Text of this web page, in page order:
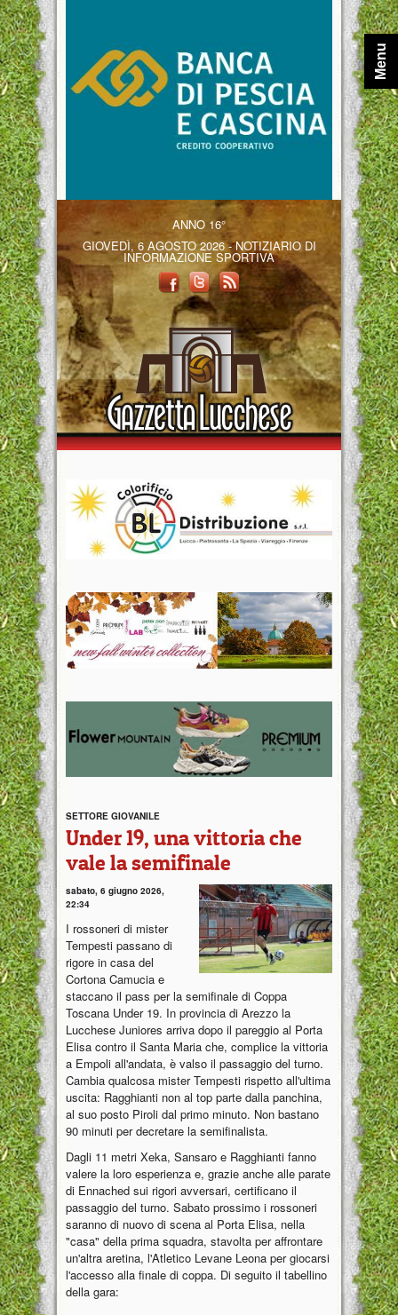
ANNO 16°
GIOVEDÌ, 6 AGOSTO 2026 - NOTIZIARIO DI
INFORMAZIONE SPORTIVA
SETTORE GIOVANILE
Under 19, una vittoria che
vale la semifinale
sabato, 6 giugno 2026,
22:34
I rossoneri di mister
Tempesti passano di
rigore in casa del
Cortona Camucia e
staccano il pass per la semifinale di Coppa
Toscana Under 19. In provincia di Arezzo la
Lucchese Juniores arriva dopo il pareggio al Porta
Elisa contro il Santa Maria che, complice la vittoria
a Empoli all'andata, è valso il passaggio del turno.
Cambia qualcosa mister Tempesti rispetto all'ultima
uscita: Ragghianti non al top parte dalla panchina,
al suo posto Piroli dal primo minuto. Non bastano
90 minuti per decretare la semifinalista.
Dagli 11 metri Xeka, Sansaro e Ragghianti fanno
valere la loro esperienza e, grazie anche alle parate
di Ennached sui rigori avversari, certificano il
passaggio del turno. Sabato prossimo i rossoneri
saranno di nuovo di scena al Porta Elisa, nella
"casa" della prima squadra, stavolta per affrontare
un'altra aretina, l'Atletico Levane Leona per giocarsi
l'accesso alla finale di coppa. Di seguito il tabellino
della gara:
Menu